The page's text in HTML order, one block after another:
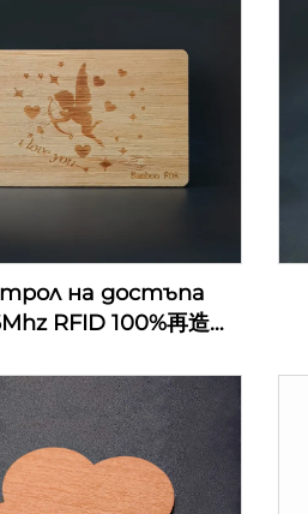
на достъпа
RFID 100%再造
карти за хотел